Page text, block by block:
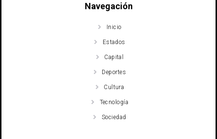
Navegación
Inicio
Estados
Capital
Deportes
Cultura
Tecnología
Sociedad